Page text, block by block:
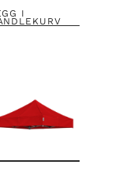
I